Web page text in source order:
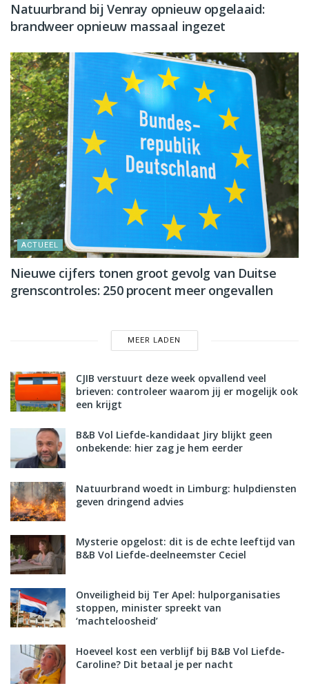
Natuurbrand bij Venray opnieuw opgelaaid:
brandweer opnieuw massaal ingezet
ACTUEEL
Nieuwe cijfers tonen groot gevolg van Duitse
grenscontroles: 250 procent meer ongevallen
MEER LADEN
CJIB verstuurt deze week opvallend veel
brieven: controleer waarom jij er mogelijk ook
een krijgt
B&B Vol Liefde-kandidaat Jiry blijkt geen
onbekende: hier zag je hem eerder
Natuurbrand woedt in Limburg: hulpdiensten
geven dringend advies
Mysterie opgelost: dit is de echte leeftijd van
B&B Vol Liefde-deelneemster Ceciel
Onveiligheid bij Ter Apel: hulporganisaties
stoppen, minister spreekt van
‘machteloosheid’
Hoeveel kost een verblijf bij B&B Vol Liefde-
Caroline? Dit betaal je per nacht